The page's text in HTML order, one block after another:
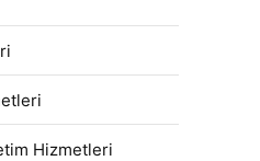
Hizmetleri